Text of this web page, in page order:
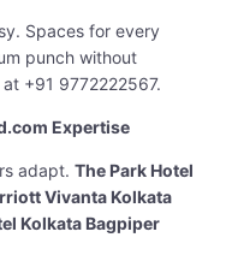
Spaces for every
punch without
+91 9772222567.
Expertise
adapt. The Park Hotel
Vivanta Kolkata
Kolkata Bagpiper